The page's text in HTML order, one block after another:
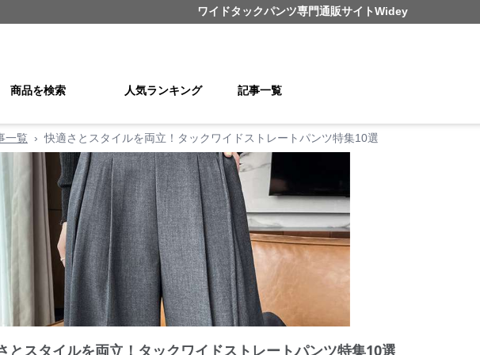
ワイドタックパンツ専門通販サイトWidey
商品を検索 人気ランキング 記事一覧
一覧 › 快適さとスタイルを両立！タックワイドストレートパンツ特集10選
とスタイルを両立！タックワイドストレートパンツ特集10選